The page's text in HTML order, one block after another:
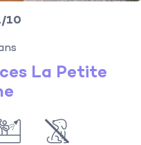
10
La Petite